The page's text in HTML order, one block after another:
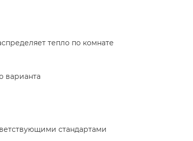
тепло по комнате
варианта
стандартами